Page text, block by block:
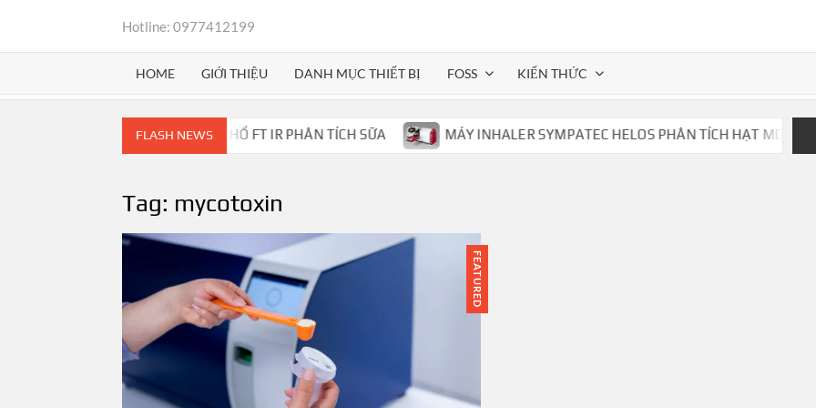
content
Hotline: 0977412199
HOME GIỚI THIỆU DANH MỤC THIẾT BỊ FOSS KIẾN THỨC
FLASH NEWS
MARS – QUANG PHỔ FT IR PHÂN TÍCH SỮA MÁY INHALER SYMPATEC HELOS PHÂN TÍCH HẠT MDI,DPI,..
Tag: mycotoxin
FEATURED